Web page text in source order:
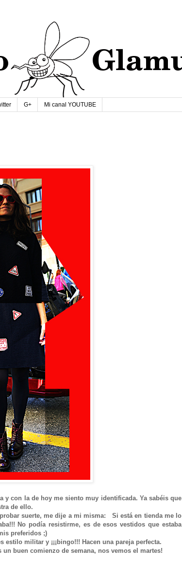
G+ Mi canal YOUTUBE
y con la de hoy me siento muy identificada. Ya sabéis que
de ello.
suerte, me dije a mi misma: Si está en tienda me lo
No podía resistirme, es de esos vestidos que estaba
preferidos ;)
militar y ¡¡¡bingo!!! Hacen una pareja perfecta.
buen comienzo de semana, nos vemos el martes!